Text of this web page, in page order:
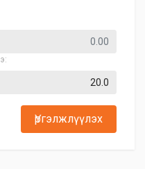
Үргэлжлүүлэх